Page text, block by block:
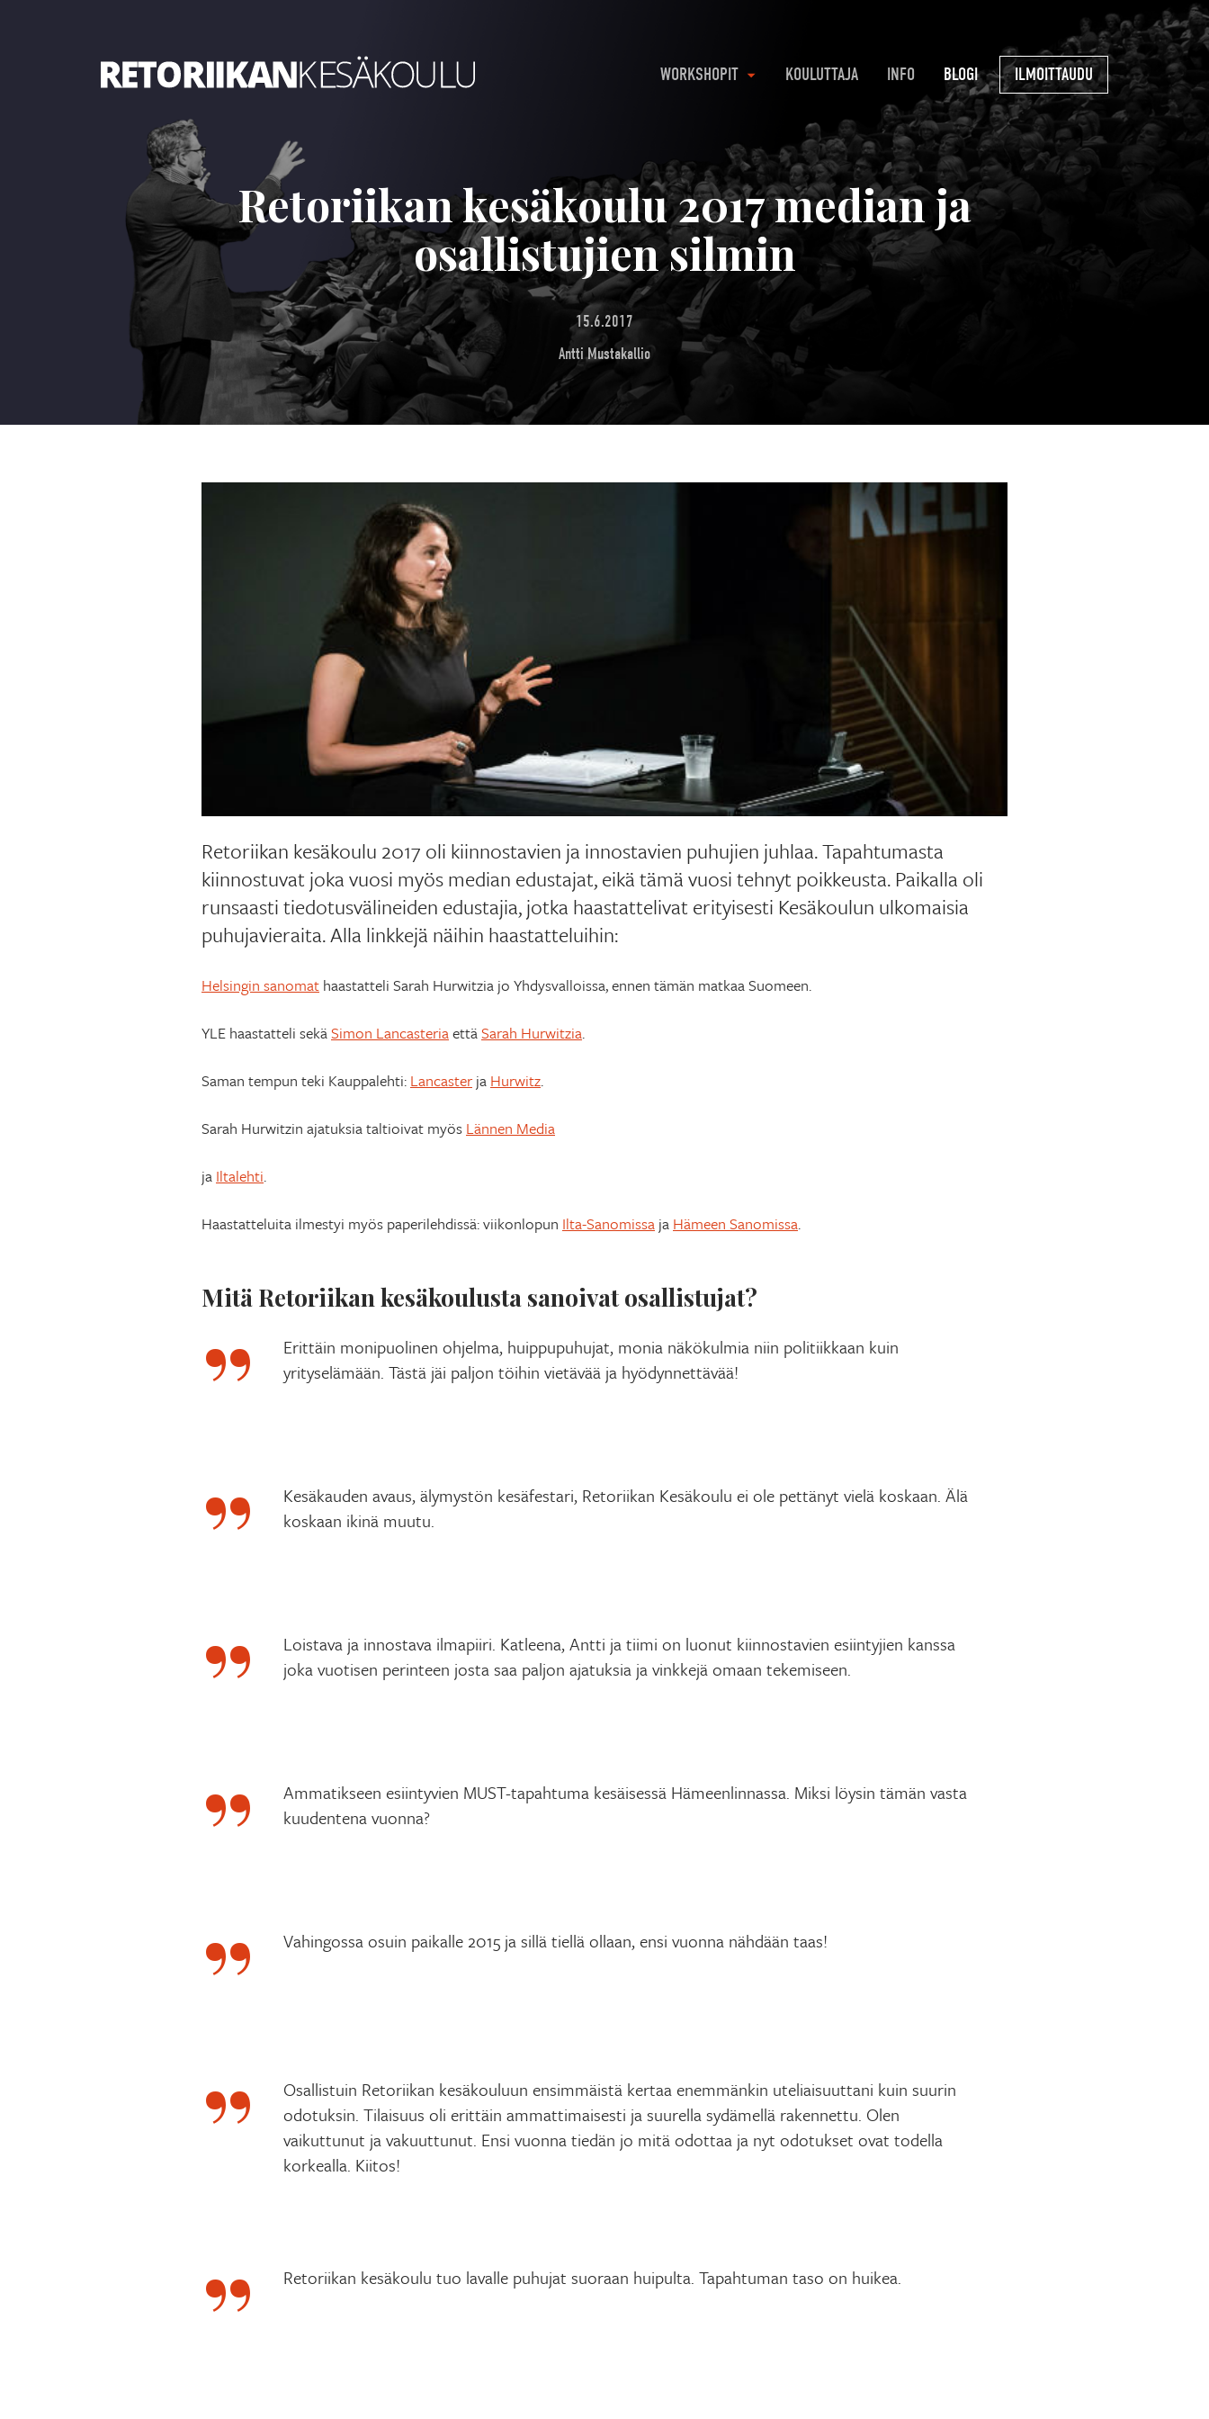
WORKSHOPIT KOULUTTAJA INFO BLOGI ILMOITTAUDU
Retoriikan kesäkoulu 2017 median ja
osallistujien silmin
15.6.2017
Antti Mustakallio
Retoriikan kesäkoulu 2017 oli kiinnostavien ja innostavien puhujien juhlaa. Tapahtumasta
kiinnostuvat joka vuosi myös median edustajat, eikä tämä vuosi tehnyt poikkeusta. Paikalla oli
runsaasti tiedotusvälineiden edustajia, jotka haastattelivat erityisesti Kesäkoulun ulkomaisia
puhujavieraita. Alla linkkejä näihin haastatteluihin:
Helsingin sanomat haastatteli Sarah Hurwitzia jo Yhdysvalloissa, ennen tämän matkaa Suomeen.
YLE haastatteli sekäSimon LancasteriaettäSarah Hurwitzia.
Saman tempun teki Kauppalehti: Lancasterja Hurwitz.
Sarah Hurwitzin ajatuksia taltioivat myös Lännen Media
ja Iltalehti.
Haastatteluita ilmestyi myös paperilehdissä: viikonlopun Ilta-Sanomissa ja Hämeen Sanomissa.
Mitä Retoriikan kesäkoulusta sanoivat osallistujat?
Erittäin monipuolinen ohjelma, huippupuhujat, monia näkökulmia niin politiikkaan kuin
yrityselämään. Tästä jäi paljon töihin vietävää ja hyödynnettävää!
Kesäkauden avaus, älymystön kesäfestari, Retoriikan Kesäkoulu ei ole pettänyt vielä koskaan. Älä
koskaan ikinä muutu.
Loistava ja innostava ilmapiiri. Katleena, Antti ja tiimi on luonut kiinnostavien esiintyjien kanssa
joka vuotisen perinteen josta saa paljon ajatuksia ja vinkkejä omaan tekemiseen.
Ammatikseen esiintyvien MUST-tapahtuma kesäisessä Hämeenlinnassa. Miksi löysin tämän vasta
kuudentena vuonna?
Vahingossa osuin paikalle 2015 ja sillä tiellä ollaan, ensi vuonna nähdään taas!
Osallistuin Retoriikan kesäkouluun ensimmäistä kertaa enemmänkin uteliaisuuttani kuin suurin
odotuksin. Tilaisuus oli erittäin ammattimaisesti ja suurella sydämellä rakennettu. Olen
vaikuttunut ja vakuuttunut. Ensi vuonna tiedän jo mitä odottaa ja nyt odotukset ovat todella
korkealla. Kiitos!
Retoriikan kesäkoulu tuo lavalle puhujat suoraan huipulta. Tapahtuman taso on huikea.